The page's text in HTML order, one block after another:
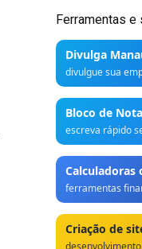
Ferramentas
Divulga
divulgue sua
Bloco de
escreva rápido
Calculadoras
ferramentas
Criação de